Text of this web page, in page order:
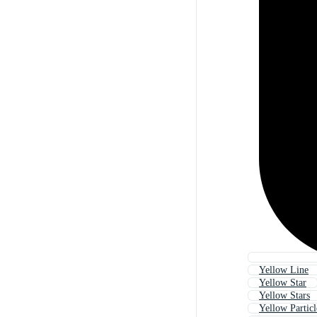
Yellow Line
Yellow Star
Yellow Stars
Yellow